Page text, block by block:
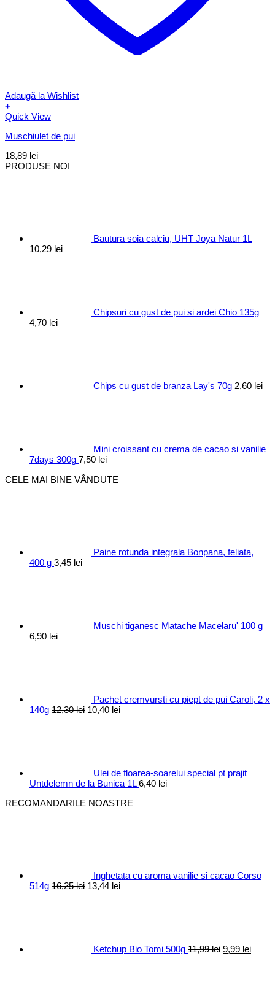
Adaugă la Wishlist
+
Quick View
Muschiulet de pui
18,89 lei
PRODUSE NOI
Bautura soia calciu, UHT Joya Natur 1L
10,29 lei
Chipsuri cu gust de pui si ardei Chio 135g
4,70 lei
Chips cu gust de branza Lay's 70g 2,60 lei
Mini croissant cu crema de cacao si vanilie
7days 300g 7,50 lei
CELE MAI BINE VÂNDUTE
Paine rotunda integrala Bonpana, feliata,
400 g 3,45 lei
Muschi tiganesc Matache Macelaru' 100 g
6,90 lei
Pachet cremvursti cu piept de pui Caroli, 2 x
140g 12,30lei Prețul
10,40 leiPrețul
Ulei de floarea-soarelui special pt prajit
Untdelemn de la Bunica 1L 6,40 lei
RECOMANDARILE NOASTRE
Inghetata cu aroma vanilie si cacao Corso
514g 16,25lei Prețul
13,44 leiPrețul
Ketchup Bio Tomi 500g 11,99lei 9,99 lei